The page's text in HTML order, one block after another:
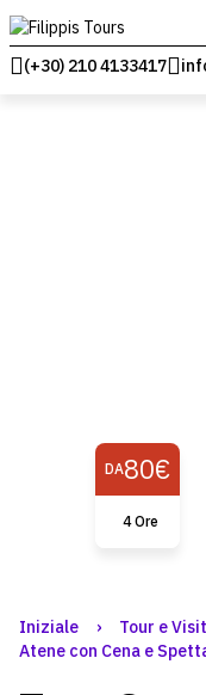
(+30) 210 4133417
DA80€
4 Ore
Iniziale › Tour e
Atene con Cena e